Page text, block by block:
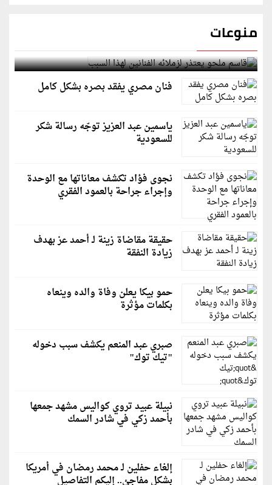
منوعات
قاسم ملحو يعتذر لزملائه الفنانين لهذا السبب
فنان مصري يفقد بصره بشكل كامل
ياسمين عبد العزيز توجّه رسالة شكر
للسعودية
نجوى فؤاد تكشف معاناتها مع الوحدة
وإجراء جراحة بالعمود الفقري
حقيقة مقاضاة زينة لـ أحمد عز بهدف
زيادة النفقة
حمو بيكا يعلن وفاة والده وينعاه
بكلمات مؤثرة
صبري عبد المنعم يكشف سبب دخوله
"تيك توك"
نبيلة عبيد تروي كواليس مشهد جمعها
بأحمد زكي في شادر السمك
إلغاء حفلين لـ محمد رمضان في أمريكا
بشكلٍ مفاجئ.. إليكم التفاصيل